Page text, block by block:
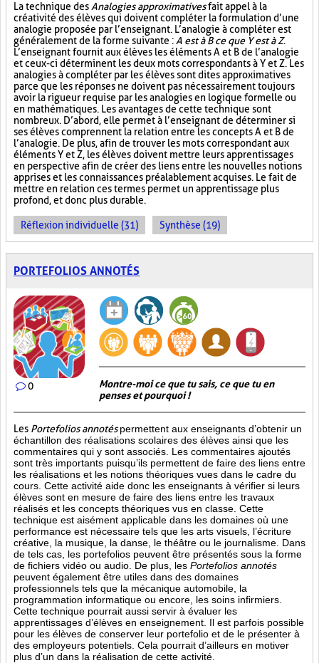
La technique des Analogies approximativesfait appel à la
créativité des élèves qui doivent compléter la formulation d’une
analogie proposée par l’enseignant. L’analogie à compléter est
généralement de la forme suivante : A est à B ce que Y est à Z.
L’enseignant fournit aux élèves les éléments A et B de l’analogie
et ceux-ci déterminent les deux mots correspondants à Y et Z. Les
analogies à compléter par les élèves sont dites approximatives
parce que les réponses ne doivent pas nécessairement toujours
avoir la rigueur requise par les analogies en logique formelle ou
en mathématiques. Les avantages de cette technique sont
nombreux. D’abord, elle permet à l’enseignant de déterminer si
ses élèves comprennent la relation entre les concepts A et B de
l’analogie. De plus, afin de trouver les mots correspondant aux
éléments Y et Z, les élèves doivent mettre leurs apprentissages
en perspective afin de créer des liens entre les nouvelles notions
apprises et les connaissances préalablement acquises. Le fait de
mettre en relation ces termes permet un apprentissage plus
profond, et donc plus durable.
Réflexion individuelle (31) Synthèse (19)
PORTEFOLIOS ANNOTÉS
0
Montre-moi ce que tu sais, ce que tu en
penses et pourquoi !
Les Portefolios annotés permettent aux enseignants d’obtenir un
échantillon des réalisations scolaires des élèves ainsi que les
commentaires qui y sont associés. Les commentaires ajoutés
sont très importants puisqu’ils permettent de faire des liens entre
les réalisations et les notions théoriques vues dans le cadre du
cours. Cette activité aide donc les enseignants à vérifier si leurs
élèves sont en mesure de faire des liens entre les travaux
réalisés et les concepts théoriques vus en classe. Cette
technique est aisément applicable dans les domaines où une
performance est nécessaire tels que les arts visuels, l’écriture
créative, la musique, la danse, le théâtre ou le journalisme. Dans
de tels cas, les portefolios peuvent être présentés sous la forme
de fichiers vidéo ou audio. De plus, les Portefolios annotés
peuvent également être utiles dans des domaines
professionnels tels que la mécanique automobile, la
programmation informatique ou encore, les soins infirmiers.
Cette technique pourrait aussi servir à évaluer les
apprentissages d’élèves en enseignement. Il est parfois possible
pour les élèves de conserver leur portefolio et de le présenter à
des employeurs potentiels. Cela pourrait d’ailleurs en motiver
plus d’un dans la réalisation de cette activité.